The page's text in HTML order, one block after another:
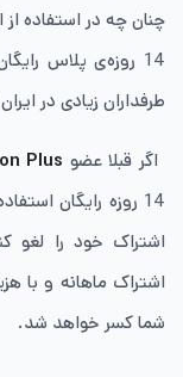
چنان چه در استفاده از
14 روزه‌ی پلاس
طرفداران زیادی در
اگر قبلا عضو Plus
اشتراک خود را لغو
شما کسر خواهد شد.